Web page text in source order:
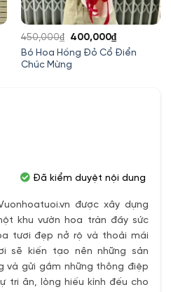
Bó Hoa Hồng Đỏ Cổ Điển
Chúc Mừng
450,000₫
Giá
gốc
là:
400,000₫Giá
hiện
được xây dựng
khu vườn hoa tràn đầy sức
tươi đẹp nở rộ và thoải mái
sẽ kiến tạo nên những sản
và gửi gắm những thông điệp
tri ân, lòng hiếu kính đếu cho
Đã kiểm duyệt nội dung